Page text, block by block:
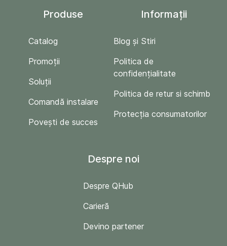
Produse
Catalog
Promoții
Soluții
Comandă instalare
Povești de succes
Informații
Blog și Stiri
Politica de
confidențialitate
Politica de retur si schimb
Protecția consumatorilor
Despre noi
Despre QHub
Carieră
Devino partener